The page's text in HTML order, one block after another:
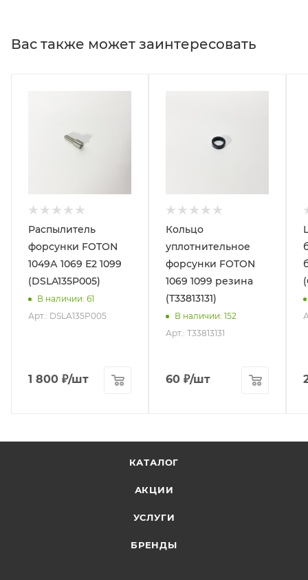
Вас также может заинтересовать
Распылитель
форсунки FOTON
1049А 1069 Е2 1099
(DSLA135P005)
В наличии: 61
Арт.: DSLA135P005
1 800 ₽/шт
Кольцо
уплотнительное
форсунки FOTON
1069 1099 резина
(T33813131)
В наличии: 152
Арт.: T33813131
60 ₽/шт
КАТАЛОГ
АКЦИИ
УСЛУГИ
БРЕНДЫ